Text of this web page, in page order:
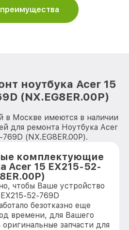
ноутбука Acer 15
(NX.EG8ER.00P)
в Москве имеются в наличии
для ремонта Ноутбука Acer
(NX.EG8ER.00P).
комплектующие
Acer 15 EX215-52-
чтобы Ваше устройство
52-769D
безотказно еще
времени, для Вашего
запчасти для